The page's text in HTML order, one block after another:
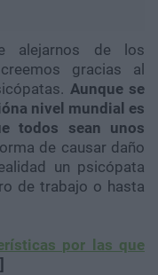
alejarnos de los
gracias al
Aunque se
nivel mundial es
todos sean unos
de causar daño
un psicópata
de trabajo o hasta
por las que
]